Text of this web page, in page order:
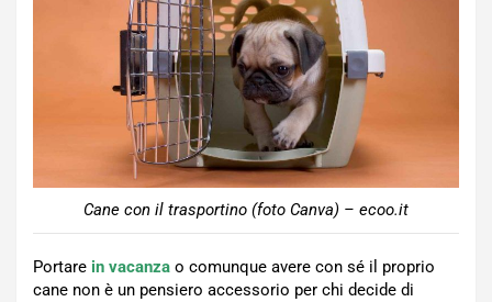
Cane con il trasportino (foto Canva) – ecoo.it
Portare in vacanza o comunque avere con sé il proprio
cane non è un pensiero accessorio per chi decide di